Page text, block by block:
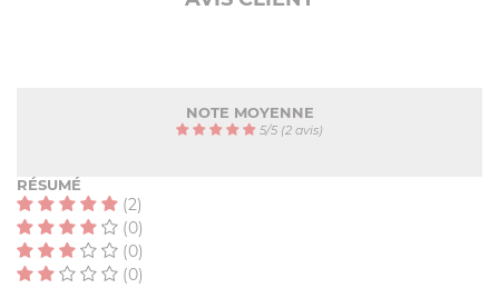
NOTE MOYENNE
5/5 (2 avis)
RÉSUMÉ
(2)
(0)
(0)
(0)